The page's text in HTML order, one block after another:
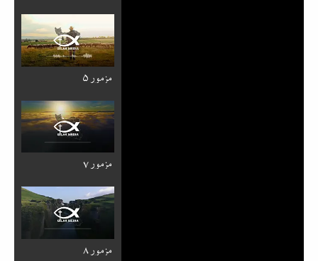
مزمور ۵
مزمور ۷
مزمور ۸